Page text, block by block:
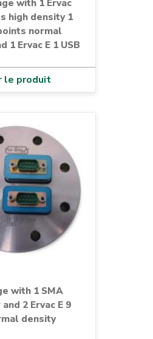
with 1 Ervac
high density 1
normal
1 Ervac E 1 USB
le produit
with 1 SMA
2 Ervac E 9
density